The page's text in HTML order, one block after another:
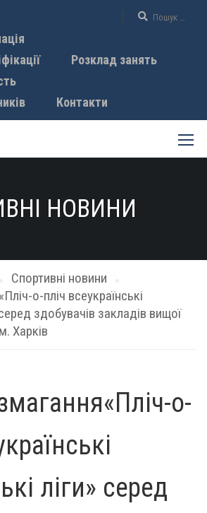
Розклад занять
Контакти
НОВИНИ
Спортивні новини
о-пліч всеукраїнські
здобувачів закладів вищої
Харків
о-
ліги» серед